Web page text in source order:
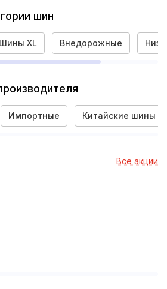
шин
Шины XL Внедорожные
Импортные Китайские шины
Все акции